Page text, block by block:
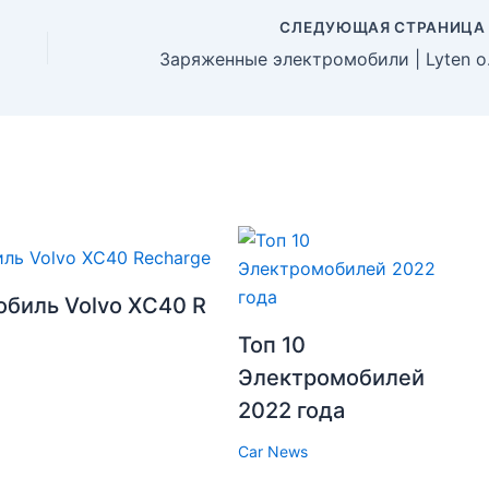
СЛЕДУЮЩАЯ СТРАНИЦА
Заряженные
Volvo XC40 R
Топ 10
Электромобилей
2022 года
Car News